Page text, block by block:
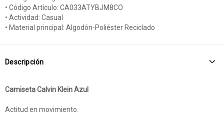
• Código Artículo: CA033ATYBJM8CO
• Actividad: Casual
• Material principal: Algodón-Poliéster Reciclado
Descripción
Camiseta Calvin Klein Azul
Actitud en movimiento.